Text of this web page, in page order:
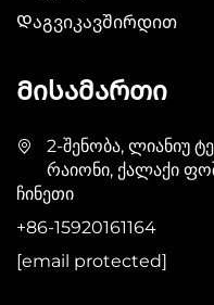
Დაგვიკავშირდით
Მისამართი
2-შენობა, ლიანიუ
რაიონი, ქალაქი
ჩინეთი
+86-15920161164
[email protected]